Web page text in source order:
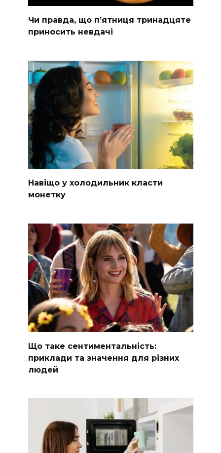
Чи правда, що п’ятниця тринадцяте
приносить невдачі
Навіщо у холодильник класти
монетку
Що таке сентиментальність:
приклади та значення для різних
людей